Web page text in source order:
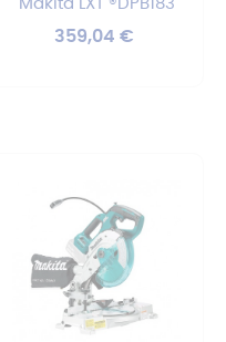
Makita LXT ®DPB183
Precio
359,04 €